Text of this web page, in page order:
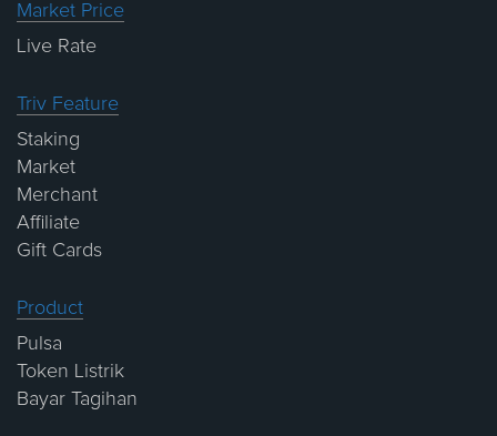
Market Price
Live Rate
Triv Feature
Staking
Market
Merchant
Affiliate
Gift Cards
Product
Pulsa
Token Listrik
Bayar Tagihan